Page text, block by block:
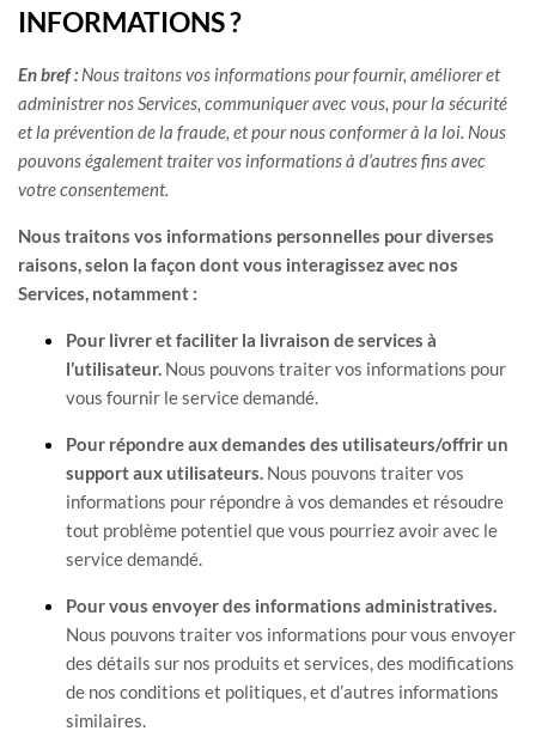
INFORMATIONS ?
En bref : Nous traitons vos informations pour fournir, améliorer et
administrer nos Services, communiquer avec vous, pour la sécurité
et la prévention de la fraude, et pour nous conformer à la loi. Nous
pouvons également traiter vos informations à d’autres fins avec
votre consentement.
Nous traitons vos informations personnelles pour diverses
raisons, selon la façon dont vous interagissez avec nos
Services, notamment :
Pour livrer et faciliter la livraison de services à
l’utilisateur. Nous pouvons traiter vos informations pour
vous fournir le service demandé.
Pour répondre aux demandes des utilisateurs/offrir un
support aux utilisateurs. Nous pouvons traiter vos
informations pour répondre à vos demandes et résoudre
tout problème potentiel que vous pourriez avoir avec le
service demandé.
Pour vous envoyer des informations administratives.
Nous pouvons traiter vos informations pour vous envoyer
des détails sur nos produits et services, des modifications
de nos conditions et politiques, et d’autres informations
similaires.